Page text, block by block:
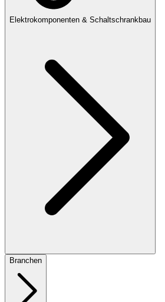
Elektrokomponenten & Schaltschrankbau
Branchen